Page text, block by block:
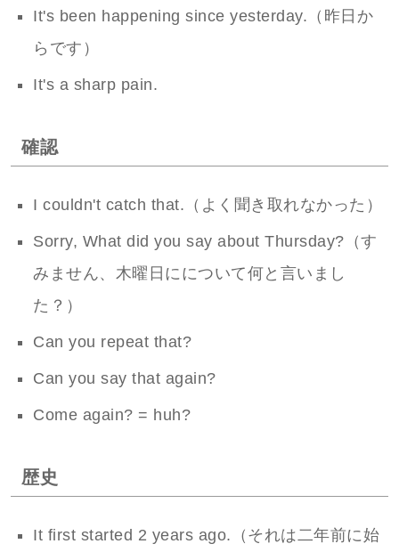
It's been happening since yesterday.（昨日か
らです）
It's a sharp pain.
確認
I couldn't catch that.（よく聞き取れなかった）
Sorry, What did you say about Thursday?（す
みません、木曜日にについて何と言いまし
た？）
Can you repeat that?
Can you say that again?
Come again? = huh?
歴史
It first started 2 years ago.（それは二年前に始